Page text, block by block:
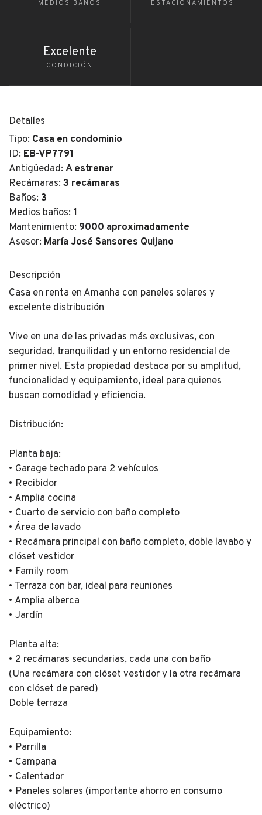
MEDIOS BAÑOS ESTACIONAMIENTOS
Excelente
CONDICIÓN
Detalles
Tipo: Casa en condominio
ID: EB-VP7791
Antigüedad: A estrenar
Recámaras: 3 recámaras
Baños: 3
Medios baños: 1
Mantenimiento: 9000 aproximadamente
Asesor: María José Sansores Quijano
Descripción
Casa en renta en Amanha con paneles solares y
excelente distribución
Vive en una de las privadas más exclusivas, con
seguridad, tranquilidad y un entorno residencial de
primer nivel. Esta propiedad destaca por su amplitud,
funcionalidad y equipamiento, ideal para quienes
buscan comodidad y eficiencia.
Distribución:
Planta baja:
• Garage techado para 2 vehículos
• Recibidor
• Amplia cocina
• Cuarto de servicio con baño completo
• Área de lavado
• Recámara principal con baño completo, doble lavabo y
clóset vestidor
• Family room
• Terraza con bar, ideal para reuniones
• Amplia alberca
• Jardín
Planta alta:
• 2 recámaras secundarias, cada una con baño
(Una recámara con clóset vestidor y la otra recámara
con clóset de pared)
Doble terraza
Equipamiento:
• Parrilla
• Campana
• Calentador
• Paneles solares (importante ahorro en consumo
eléctrico)